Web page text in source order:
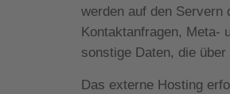
werden auf den
Kontaktanfragen, Meta-
sonstige Daten, die
Das externe Hosting